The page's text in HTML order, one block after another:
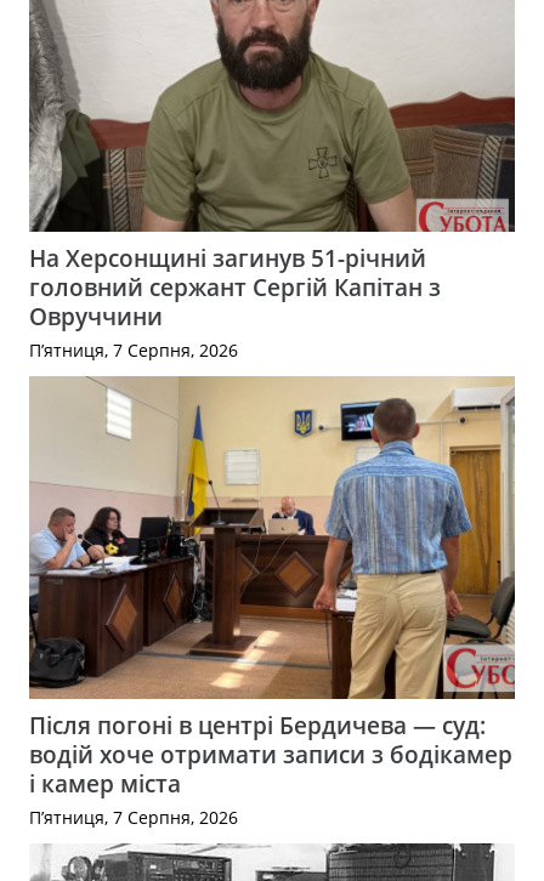
На Херсонщині загинув 51-річний
головний сержант Сергій Капітан з
Овруччини
П’ятниця, 7 Серпня, 2026
Після погоні в центрі Бердичева — суд:
водій хоче отримати записи з бодікамер
і камер міста
П’ятниця, 7 Серпня, 2026